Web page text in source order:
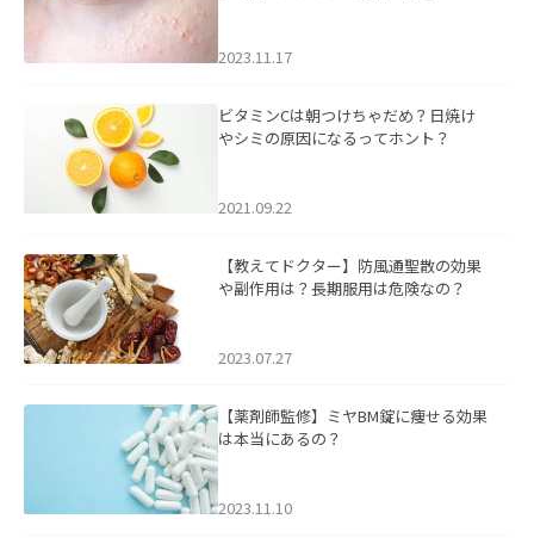
2023.11.17
ビタミンCは朝つけちゃだめ？日焼け
やシミの原因になるってホント？
2021.09.22
【教えてドクター】防風通聖散の効果
や副作用は？長期服用は危険なの？
2023.07.27
【薬剤師監修】ミヤBM錠に痩せる効果
は本当にあるの？
2023.11.10